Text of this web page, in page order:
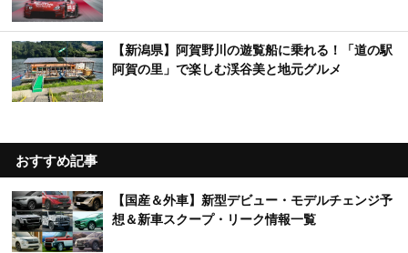
【新潟県】阿賀野川の遊覧船に乗れる！「道の駅
阿賀の里」で楽しむ渓谷美と地元グルメ
おすすめ記事
【国産＆外車】新型デビュー・モデルチェンジ予
想＆新車スクープ・リーク情報一覧